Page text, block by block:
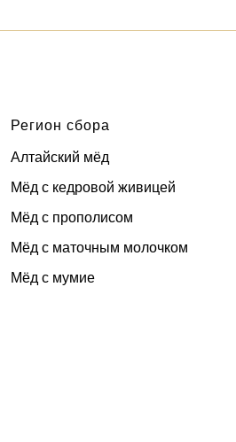
Регион сбора
Алтайский мёд
Мёд с кедровой живицей
Мёд с прополисом
Мёд с маточным молочком
Мёд с мумие